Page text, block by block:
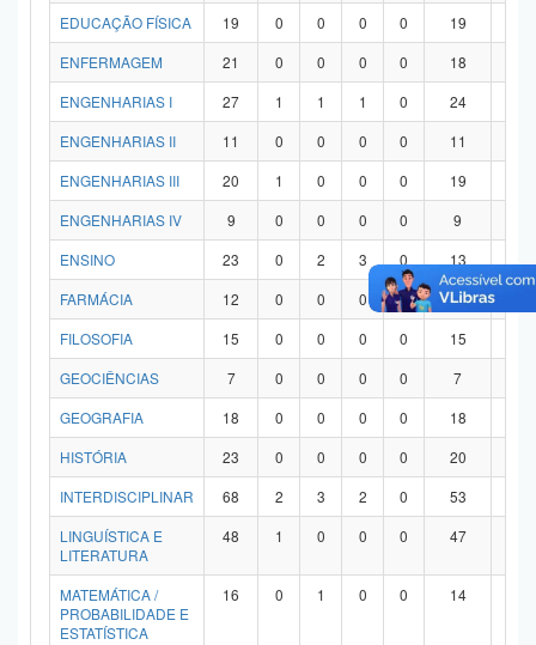
EDUCAÇÃO FÍSICA
19 0 0 0 0 19
ENFERMAGEM
21 0 0 0 0 18
ENGENHARIAS I
27 1 1 1 0 24
ENGENHARIAS II
11 0 0 0 0 11
ENGENHARIAS III
20 1 0 0 0 19
ENGENHARIAS IV
9 0 0 0 0 9
ENSINO
23 0 2 3 0 13
FARMÁCIA
12 0 0 0 0 12
FILOSOFIA
15 0 0 0 0 15
GEOCIÊNCIAS
7 0 0 0 0 7
GEOGRAFIA
18 0 0 0 0 18
HISTÓRIA
23 0 0 0 0 20
INTERDISCIPLINAR
68 2 3 2 0 53
LINGUÍSTICA E
LITERATURA
48 1 0 0 0 47
MATEMÁTICA /
PROBABILIDADE E
ESTATÍSTICA
16 0 1 0 0 14